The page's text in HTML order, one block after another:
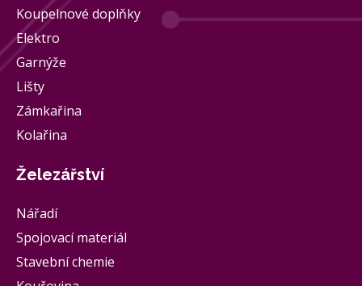
Koupelnové doplňky
Elektro
Garnýže
Lišty
Zámkařina
Kolařina
Železářství
Nářadí
Spojovací materiál
Stavební chemie